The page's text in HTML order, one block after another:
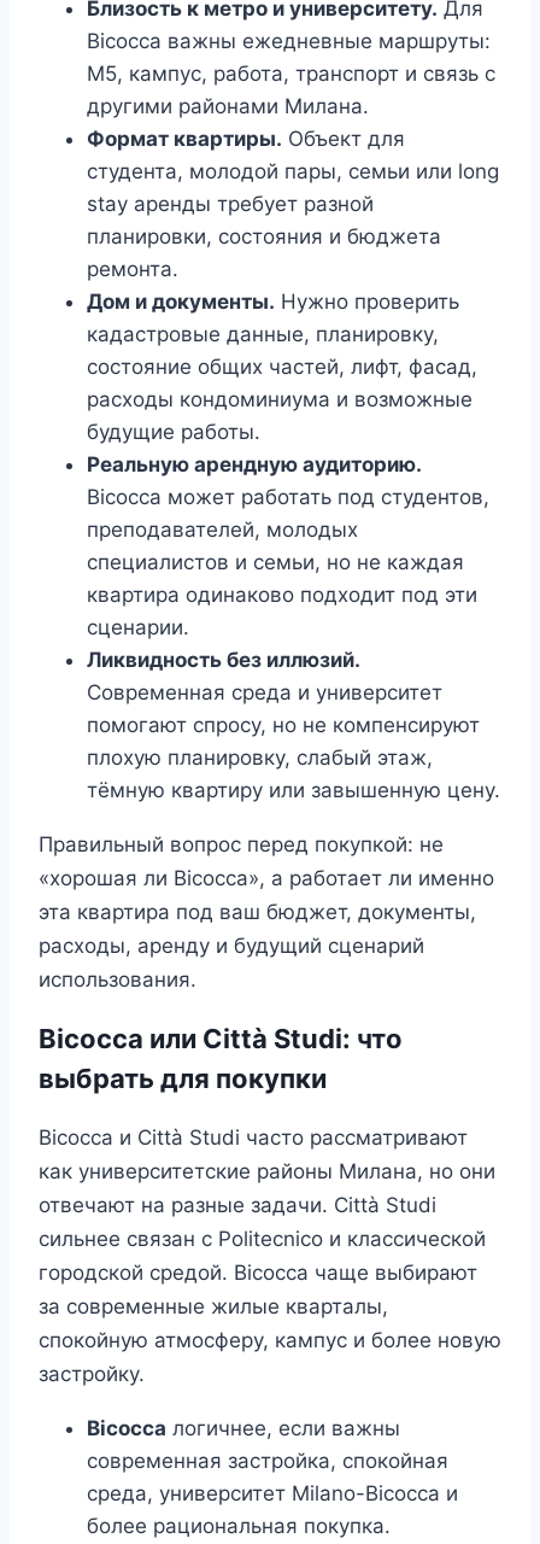
Близость к метро и университету. Для
Bicocca важны ежедневные маршруты:
M5, кампус, работа, транспорт и связь с
другими районами Милана.
Формат квартиры. Объект для
студента, молодой пары, семьи или long
stay аренды требует разной
планировки, состояния и бюджета
ремонта.
Дом и документы. Нужно проверить
кадастровые данные, планировку,
состояние общих частей, лифт, фасад,
расходы кондоминиума и возможные
будущие работы.
Реальную арендную аудиторию.
Bicocca может работать под студентов,
преподавателей, молодых
специалистов и семьи, но не каждая
квартира одинаково подходит под эти
сценарии.
Ликвидность без иллюзий.
Современная среда и университет
помогают спросу, но не компенсируют
плохую планировку, слабый этаж,
тёмную квартиру или завышенную цену.
Правильный вопрос перед покупкой: не
«хорошая ли Bicocca», а работает ли именно
эта квартира под ваш бюджет, документы,
расходы, аренду и будущий сценарий
использования.
Bicocca или Città Studi: что
выбрать для покупки
Bicocca и Città Studi часто рассматривают
как университетские районы Милана, но они
отвечают на разные задачи. Città Studi
сильнее связан с Politecnico и классической
городской средой. Bicocca чаще выбирают
за современные жилые кварталы,
спокойную атмосферу, кампус и более новую
застройку.
Bicocca логичнее, если важны
современная застройка, спокойная
среда, университет Milano-Bicocca и
более рациональная покупка.